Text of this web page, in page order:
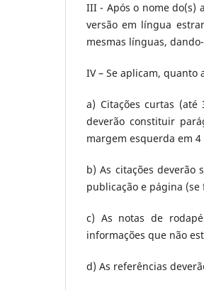
III - Após o nome do(s)
versão em língua
mesmas línguas,
IV – Se aplicam, quanto
a) Citações curtas
deverão constituir
margem esquerda em 4
b) As citações deverão
publicação e página (se
c) As notas de
informações que não
d) As referências